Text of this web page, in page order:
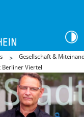
Gesellschaft &
Viertel